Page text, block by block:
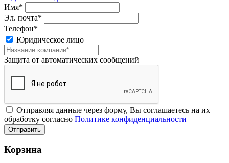
Имя*
Эл. почта*
Телефон*
Юридическое лицо
Защита от автоматических сообщений
Отправляя данные через форму, Вы соглашаетесь на их
обработку согласно Политике конфиденциальности
Корзина